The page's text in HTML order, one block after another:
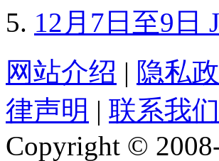
12月7日至9日
网站介绍 | 隐私
律声明 | 联系我们
Copyright ©